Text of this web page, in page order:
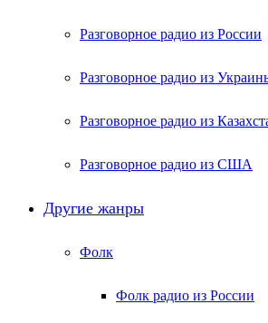
Разговорное радио из России
Разговорное радио из
Разговорное радио из
Разговорное радио из США
Другие жанры
Фолк
Фолк радио из России